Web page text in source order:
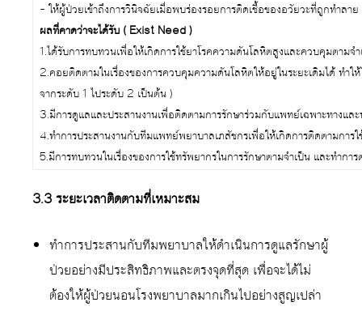
– ให้ผู้ป่วยเข้าถึงการวินิจฉัยเมื่อพบร่องรอยการติดเชื้อของอวัยวะที่ถูกทำลาย
ผลที่คาดว่าจะได้รับ ( Exist Need )
1.ได้รับการทบทวนเพื่อให้เกิดการใช้ยาโรคความดันโลหิตสูงและควบคุมตามจ
2.คอยติดตามในเรื่องของการควบคุมความดันโลหิตให้อยู่ในระยะเดิมได้ ทำ
จากระดับ 1 ไประดับ 2 เป็นต้น )
3.มีการดูแลและประสานงานเพื่อติดตามการรักษาร่วมกับแพทย์เฉพาะทางแล
4.ทำการประสานงานกับทีมแพทย์พยาบาลเภสัชกรเพื่อให้เกิดการติดตามกา
5.มีการทบทวนในเรื่องของการใช้ทรัพยากรในการรักษาตามจำเป็น และทำก
3.3 ระยะเวลาติดตามที่เหมาะสม
ทำการประสานกับทีมพยาบาลให้ดำเนินการดูแลรักษาผู้
ป่วยอย่างมีประสิทธิภาพและตรงจุดที่สุด เพื่อจะได้ไม่
ต้องให้ผู้ป่วยนอนโรงพยาบาลมากเกินไปอย่างสูญเปล่า